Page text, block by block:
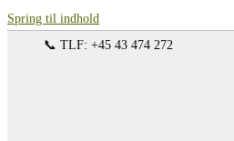
Spring til indhold
📞 TLF: +45 43 474 272